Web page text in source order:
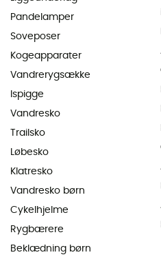
Pandelamper
Soveposer
Kogeapparater
Vandrerygsække
Ispigge
Vandresko
Trailsko
Løbesko
Klatresko
Vandresko børn
Cykelhjelme
Rygbærere
Beklædning børn